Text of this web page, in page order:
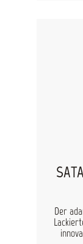
Der